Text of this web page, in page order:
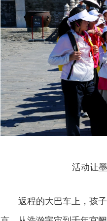
活动让
返程的大巴车上，孩